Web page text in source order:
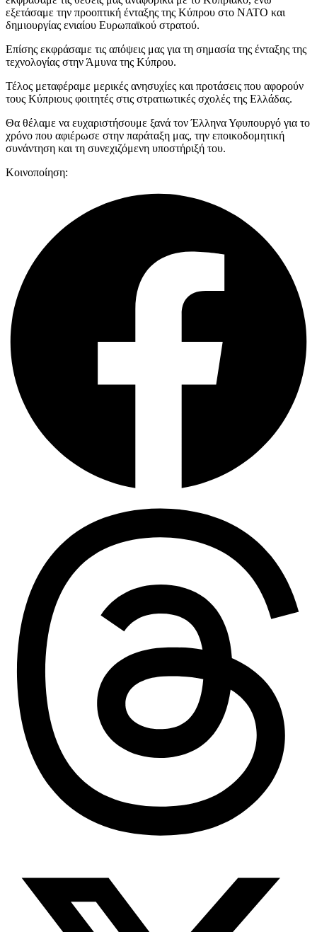
εξετάσαμε την προοπτική ένταξης της Κύπρου στο ΝΑΤΟ και
δημιουργίας ενιαίου Ευρωπαϊκού στρατού.
Επίσης εκφράσαμε τις απόψεις μας για τη σημασία της ένταξης της
τεχνολογίας στην Άμυνα της Κύπρου.
Τέλος μεταφέραμε μερικές ανησυχίες και προτάσεις που αφορούν
τους Κύπριους φοιτητές στις στρατιωτικές σχολές της Ελλάδας.
Θα θέλαμε να ευχαριστήσουμε ξανά τον Έλληνα Υφυπουργό για το
χρόνο που αφιέρωσε στην παράταξη μας, την εποικοδομητική
συνάντηση και τη συνεχιζόμενη υποστήριξή του.
Κοινοποίηση: